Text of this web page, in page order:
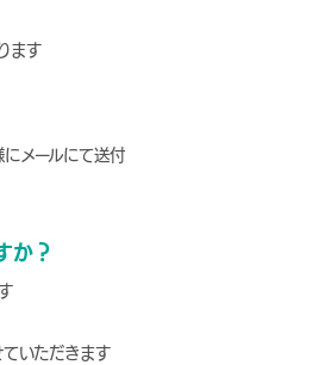
ます
メールにて送付
か？
いただきます